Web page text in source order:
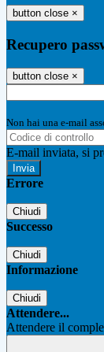
button close ×
Recupero
button close ×
Non hai una e-mail
E-mail inviata, si
Errore
Chiudi
Successo
Chiudi
Informazione
Chiudi
Attendere...
Attendere il